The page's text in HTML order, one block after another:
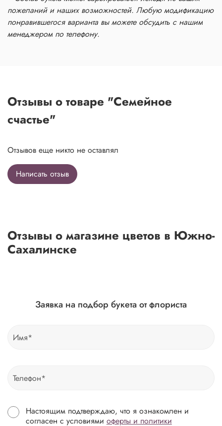
пожеланий и наших возможностей. Любую модификацию
понравившегося варианта вы можете обсудить с нашим
менеджером по телефону.
Отзывы о товаре "Семейное
счастье"
Отзывов еще никто не оставлял
Написать отзыв
Отзывы о магазине цветов в Южно-
Сахалинске
Заявка на подбор букета от флориста
Настоящим подтверждаю, что я ознакомлен и
согласен с условиями оферты и политики